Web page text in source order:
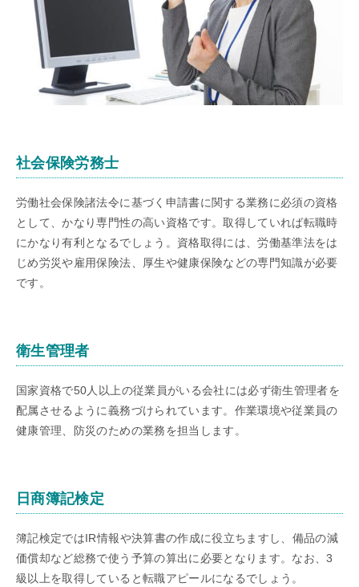
社会保険労務士
労働社会保険諸法令に基づく申請書に関する業務に必須の資格
として、かなり専門性の高い資格です。取得していれば転職時
にかなり有利となるでしょう。資格取得には、労働基準法をは
じめ労災や雇用保険法、厚生や健康保険などの専門知識が必要
です。
衛生管理者
国家資格で50人以上の従業員がいる会社には必ず衛生管理者を
配属させるように義務づけられています。作業環境や従業員の
健康管理、防災のための業務を担当します。
日商簿記検定
簿記検定ではIR情報や決算書の作成に役立ちますし、備品の減
価償却など総務で使う予算の算出に必要となります。なお、3
級以上を取得していると転職アピールになるでしょう。